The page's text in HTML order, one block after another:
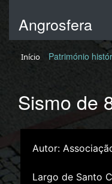
Angrosfera
Início Património
Sismo de
Autor:
Largo de Santo